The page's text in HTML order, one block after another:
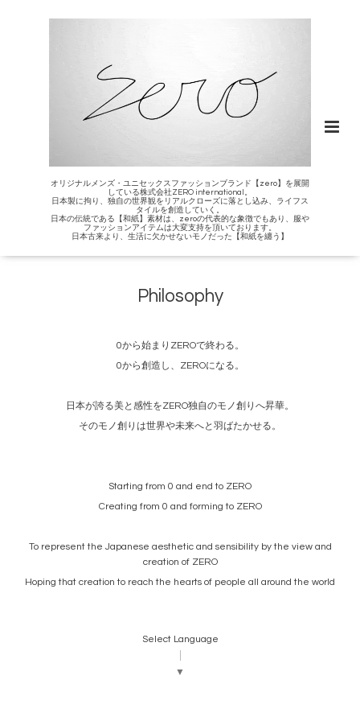
オリジナルメンズ・ユニセックスファッションブランド【zero】を展開
している株式会社ZERO international。
日本製に拘り、独自の世界観をリアルクローズに落とし込み、ライフス
タイルを創造していく。
日本の伝統である【和紙】素材は、zeroの代表的な象徴でもあり、服や
ファッションアイテムは大変支持を頂いております。
日本古来より、生活に欠かせないモノだった【和紙を纏う】
Philosophy
0から始まりZEROで終わる。
0から創造し、ZEROになる。
日本が誇る美と感性をZERO独自のモノ創りへ昇華。
そのモノ創りは世界や未来へと羽ばたかせる。
Starting from 0 and end to ZERO
Creating from 0 and forming to ZERO
To represent the Japanese aesthetic and sensibility by the view and
creation of ZERO
Hoping that creation to reach the hearts of people all around the world
Select Language
▼